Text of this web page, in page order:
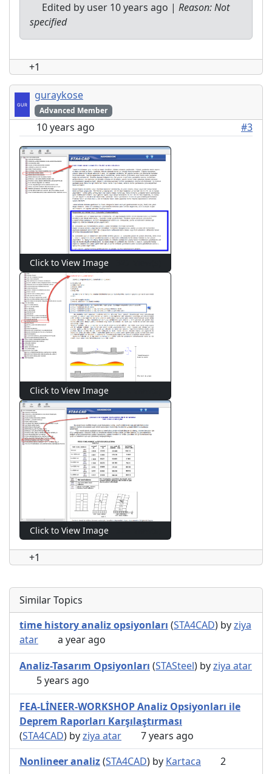
Edited by user 10 years ago | Reason: Not
specified
+1
guraykose
Advanced Member
10 years ago #3
Click to View Image
Click to View Image
Click to View Image
+1
Similar Topics
time history analiz opsiyonları (STA4CAD) byziya
atar
a year ago
Analiz-Tasarım Opsiyonları (STASteel) byziya atar
5 years ago
FEA-LİNEER-WORKSHOP Analiz Opsiyonları ile
Deprem Raporları Karşılaştırması
(STA4CAD) byziya atar
7 years ago
Nonlineer analiz(STA4CAD) by Kartaca
2